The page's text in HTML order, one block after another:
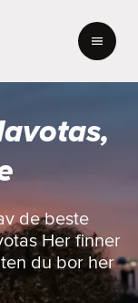
de beste
Her finner
du bor her